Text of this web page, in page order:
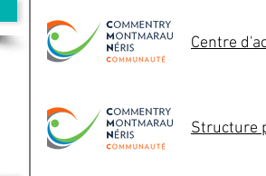
Centre
Structure